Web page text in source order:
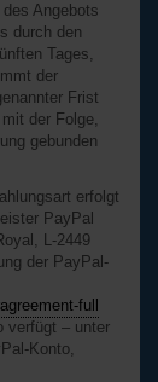
Angebots
durch den
Tages,
der
Frist
der Folge,
gebunden
erfolgt
PayPal
L-2449
der PayPal-
full
verfügt – unter
Konto,